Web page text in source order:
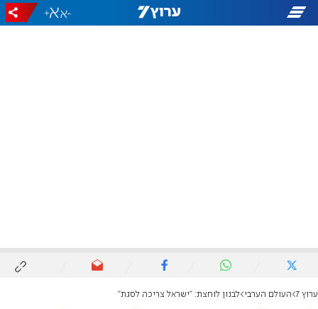
-
+
ערוץ 7 העולם הערבי לבנון לוחצת: "ישראל צריכה לסגת"